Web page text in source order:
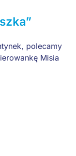
polecamy
Misia